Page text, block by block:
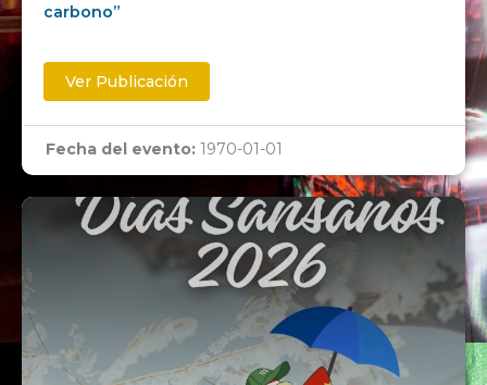
carbono”
Ver Publicación
Fecha del evento: 1970-01-01